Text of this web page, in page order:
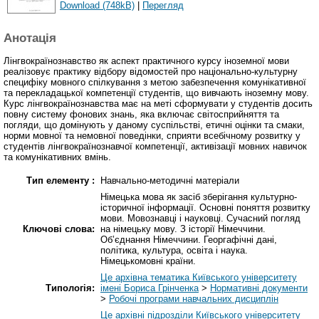
Download (748kB) | Перегляд
Анотація
Лінгвокраїнознавство як аспект практичного курсу іноземної мови
реалізовує практику відбору відомостей про національно-культурну
специфіку мовного спілкування з метою забезпечення комунікативної
та перекладацької компетенції студентів, що вивчають іноземну мову.
Курс лінгвокраїнознавства має на меті сформувати у студентів досить
повну систему фонових знань, яка включає світосприйняття та
погляди, що домінують у даному суспільстві, етичні оцінки та смаки,
норми мовної та немовної поведінки, сприяти всебічному розвитку у
студентів лінгвокраїнознавчої компетенції, активізації мовних навичок
та комунікативних вмінь.
Тип елементу : Навчально-методичні матеріали
Ключові слова:
Німецька мова як засіб зберігання культурно-
історичної інформації. Основні поняття розвитку
мови. Мовознавці і науковці. Сучасний погляд
на німецьку мову. З історії Німеччини.
Об’єднання Німеччини. Георгафічні дані,
політика, культура, освіта і наука.
Німецькомовні країни.
Типологія:
Це архівна тематика Київського університету
імені Бориса Грінченка> Нормативні документи
> Робочі програми навчальних дисциплін
Це архівні підрозділи Київського університету